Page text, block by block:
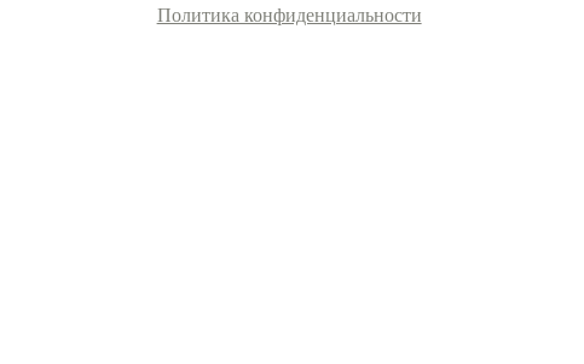
Политика конфиденциальности